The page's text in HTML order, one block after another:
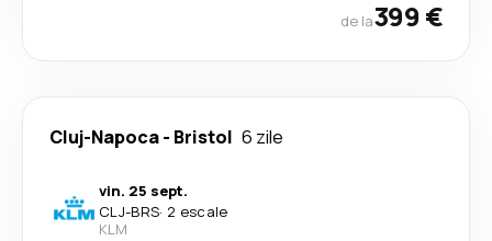
de la399 €
Cluj-Napoca- Bristol 6 zile
vin. 25 sept.
CLJ-BRS· 2 escale
KLM